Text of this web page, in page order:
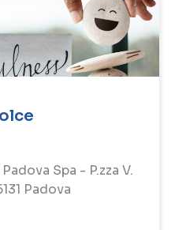
Spa - P.zza V.
Padova